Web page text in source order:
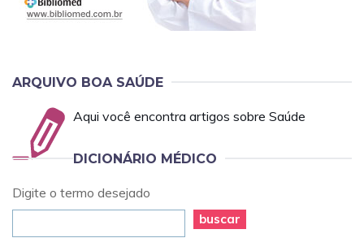
ARQUIVO BOA SAÚDE
Aqui você encontra artigos sobre Saúde
DICIONÁRIO MÉDICO
Digite o termo desejado
buscar